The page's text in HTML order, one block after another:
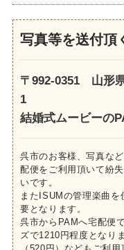
写真等を送付頂
〒992-0351 山形
1
結婚式ムービーの
呉市のお客様、写真な
配便をご利用頂いて紛
いです。
またISUMの管理楽曲
要となります。
呉市からPAMへ宅配便
ズで1210円程度となり